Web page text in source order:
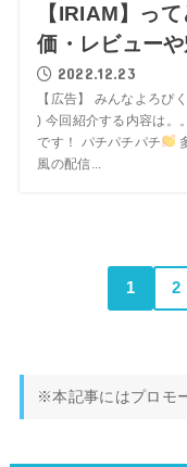
【IRIAM】っ
価・レビュー
2022.12.23
【広告】 みんなよろぴ
) 今回紹介する内容は。
です！ パチパチパチ
風の配信...
1 2
※本記事にはプロモ